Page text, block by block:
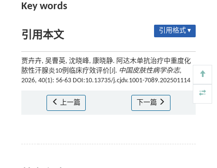
Key words
引用本文 引用格式 ▾
贾卉卉, 吴曹英, 沈晓峰, 康晓静. 阿达木单抗治疗中重度化
脓性汗腺炎10例临床疗效评价[J]. 中国皮肤性病学杂志,
2026, 40(1): 56-63 DOI:10.13735/j.cjdv.1001-7089.202501114
上一篇 下一篇